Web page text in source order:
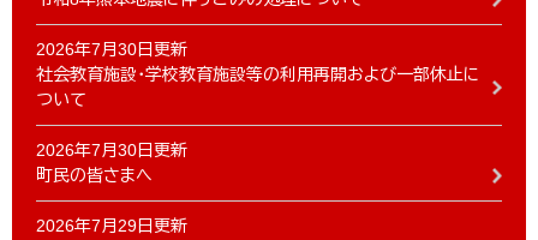
2026年7月30日更新
社会教育施設・学校教育施設等の利用再開および一部休止に
ついて
2026年7月30日更新
町民の皆さまへ
2026年7月29日更新